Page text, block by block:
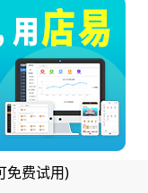
免费试用)